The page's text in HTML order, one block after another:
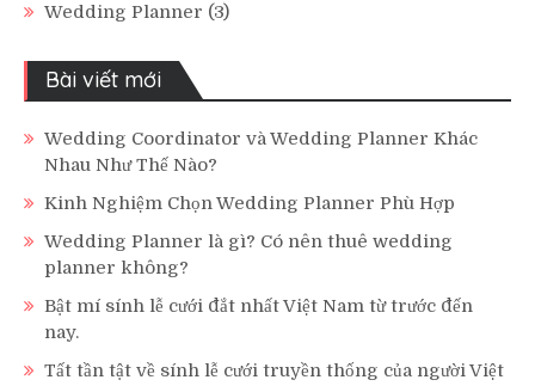
Wedding Planner (3)
Bài viết mới
Wedding Coordinator và Wedding Planner Khác
Nhau Như Thế Nào?
Kinh Nghiệm Chọn Wedding Planner Phù Hợp
Wedding Planner là gì? Có nên thuê wedding
planner không?
Bật mí sính lễ cưới đắt nhất Việt Nam từ trước đến
nay.
Tất tần tật về sính lễ cưới truyền thống của người Việt